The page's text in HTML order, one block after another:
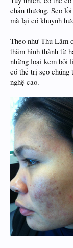
chấn thương. Sẹo
mà lại có khuynh
Theo như Thu Lâm
thâm hình thành từ
những loại kem bôi
có thể trị sẹo chúng
nghệ cao.